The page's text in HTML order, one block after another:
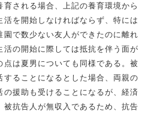
される場合、上記の養育環境から
を開始しなければならず、特には
園で数少ない友人ができたのに離れ
の開始に際しては抵抗を伴う面が
は夏男についても同様である。被
ることになるとした場合、両親の
援助も受けることになるが、経済
被抗告人が無収入であるため、抗告